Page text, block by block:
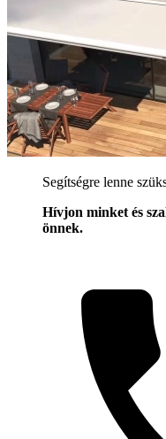
Segítségre lenne
Hívjon minket és
önnek.